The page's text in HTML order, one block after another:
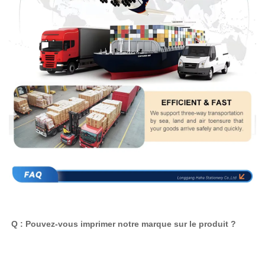
Q : Pouvez-vous imprimer notre marque sur le produit ?